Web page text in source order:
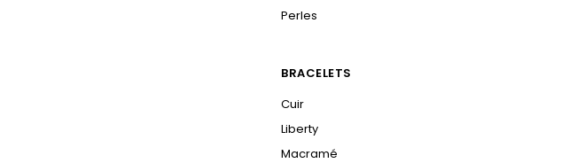
Perles
BRACELETS
Cuir
Liberty
Macramé